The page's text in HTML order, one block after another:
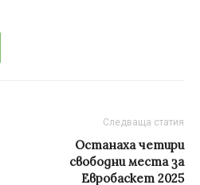
Следваща статия
Останаха четири
свободни места за
Евробаскет 2025